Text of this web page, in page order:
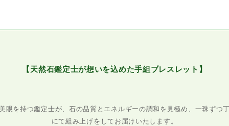
【天然石鑑定士が想いを込めた手組ブレスレット】
眼を持つ鑑定士が、石の品質とエネルギーの調和を見極め、一珠ずつ
にて組み上げをしてお届けいたします。